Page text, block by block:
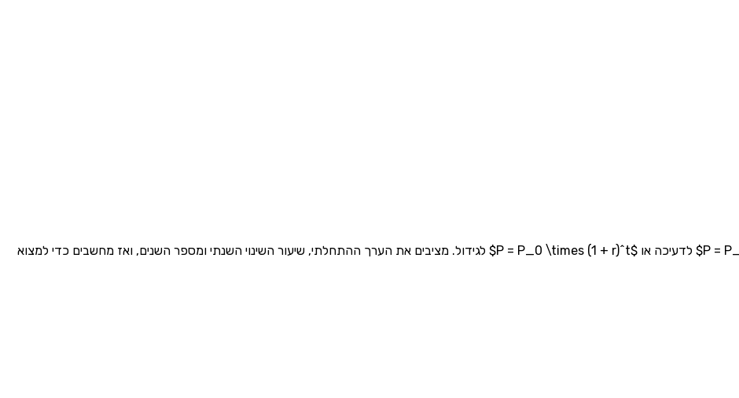
גידול ודעיכה מחושבים באמצעות הנוסחה $P = P_0 \times (1 - r)^t$ לדעיכה או $P = P_0 \times (1 + r)^t$ לגידול. מציבים את הערך ההתחלתי, שיעור השינוי השנתי ומספר השנים, ואז מחשבים כדי למצוא